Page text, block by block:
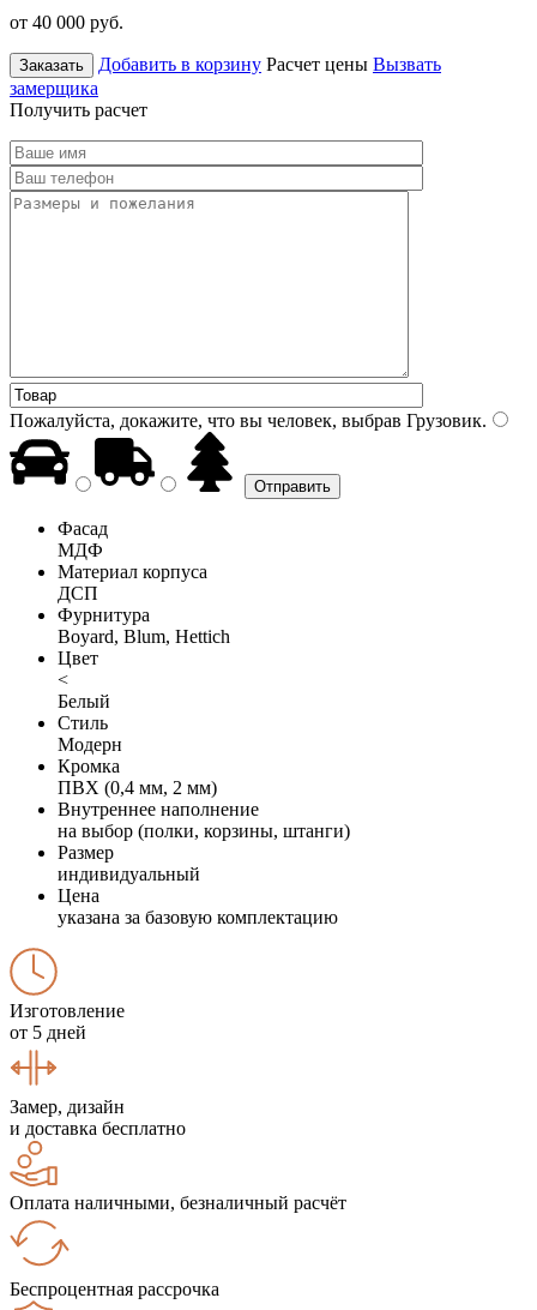
от 40 000 руб.
Заказать Добавить в корзину Расчет цены Вызвать
замерщика
Получить расчет
Пожалуйста, докажите, что вы человек, выбрав Грузовик.
Фасад
МДФ
Материал корпуса
ДСП
Фурнитура
Boyard, Blum, Hettich
Цвет
<
Белый
Стиль
Модерн
Кромка
ПВХ (0,4 мм, 2 мм)
Внутреннее наполнение
на выбор (полки, корзины, штанги)
Размер
индивидуальный
Цена
указана за базовую комплектацию
Изготовление
от 5 дней
Замер, дизайн
и доставка бесплатно
Оплата наличными, безналичный расчёт
Беспроцентная рассрочка